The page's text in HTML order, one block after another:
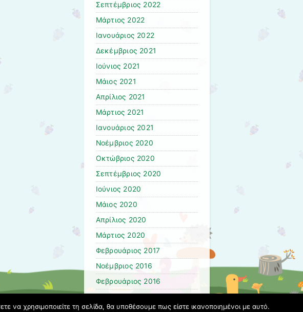
Σεπτέμβριος 2022
Μάρτιος 2022
Ιανουάριος 2022
Δεκέμβριος 2021
Ιούνιος 2021
Μάιος 2021
Απρίλιος 2021
Μάρτιος 2021
Ιανουάριος 2021
Νοέμβριος 2020
Οκτώβριος 2020
Σεπτέμβριος 2020
Ιούνιος 2020
Μάιος 2020
Απρίλιος 2020
Μάρτιος 2020
Φεβρουάριος 2017
Νοέμβριος 2016
Φεβρουάριος 2016
να χρησιμοποιείτε τη σελίδα, θα υποθέσουμε πως είστε ικανοποιημένοι με αυτό.